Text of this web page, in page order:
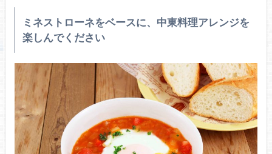
ミネストローネをベースに、中東料理アレンジを
楽しんでください